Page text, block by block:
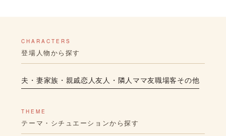
CHARACTERS
登場人物から探す
夫・妻家族・親戚恋人友人・隣人 ママ友職場客その他
THEME
テーマ・シチュエーションから探す